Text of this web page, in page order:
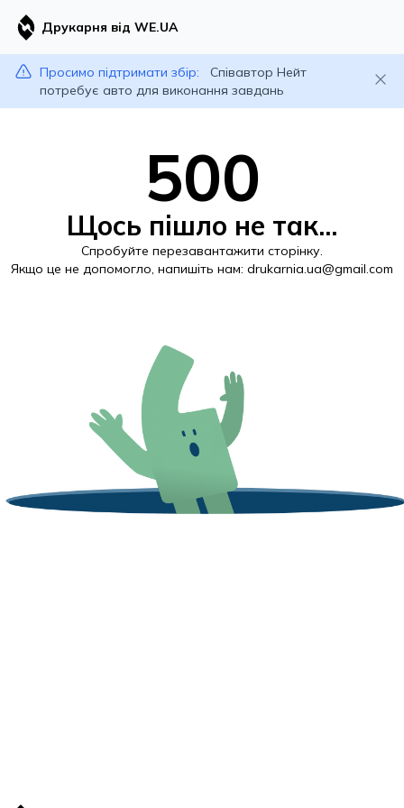
Друкарня від WE.UA
Просимо підтримати збір:
Співавтор Нейт
потребує авто для виконання завдань
500
Щось пішло не так...
Спробуйте перезавантажити сторінку.
Якщо це не допомогло, напишіть нам: drukarnia.ua@gmail.com